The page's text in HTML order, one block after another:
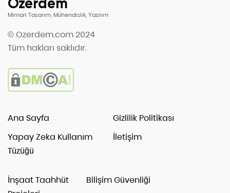
Mimari Tasarım, Mühendislik, Yazılım
© Ozerdem.com 2024
Tüm hakları saklıdır.
Ana Sayfa
Gizlilik Politikası
Yapay Zeka Kullanım
Tüzüğü
İletişim
İnşaat Taahhüt
Bilişim Güvenliği